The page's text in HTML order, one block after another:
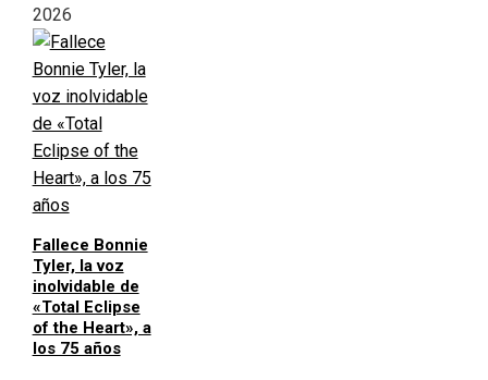
2026
Fallece Bonnie
Tyler, la voz
inolvidable de
«Total Eclipse
of the Heart», a
los 75 años